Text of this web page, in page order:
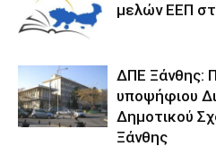
μελών ΕΕΠ
ΔΠΕ Ξάνθης:
υποψήφιου
Δημοτικού
Ξάνθης